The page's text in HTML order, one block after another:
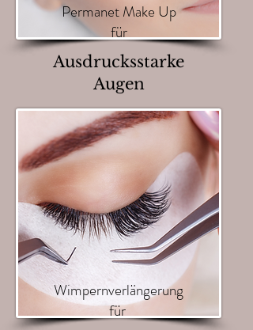
Permanet Make Up
für
Ausdrucksstarke
Augen
Wimpernverlängerung
für